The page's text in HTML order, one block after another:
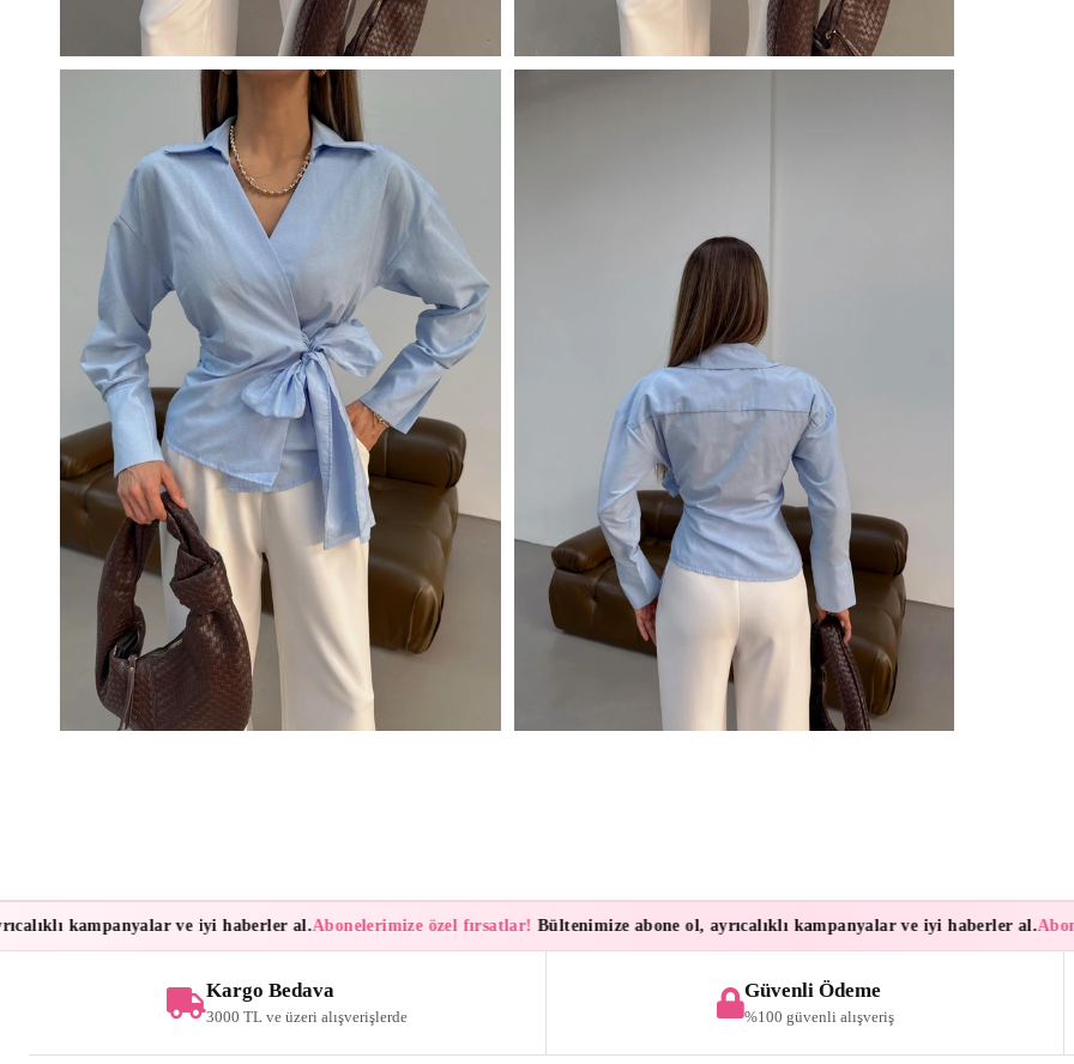
kampanyalar ve iyi haberler al. Abonelerimize özel fırsatlar!Bültenimize abone ol, ayrıcalıklı kampanyalar ve iyi haberler al.
Kargo Bedava
3000 TL ve üzeri alışverişlerde
Güvenli Ödeme
%100 güvenli alışveriş